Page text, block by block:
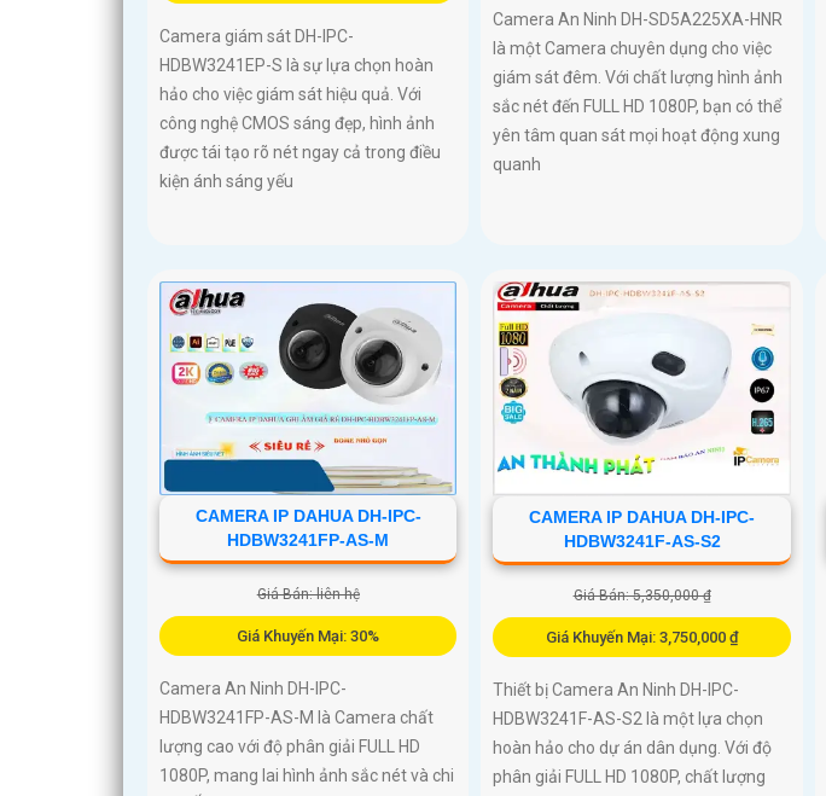
Camera giám sát DH-IPC-
HDBW3241EP-S là sự lựa chọn hoàn
hảo cho việc giám sát hiệu quả. Với
công nghệ CMOS sáng đẹp, hình ảnh
được tái tạo rõ nét ngay cả trong điều
kiện ánh sáng yếu
Camera An Ninh DH-SD5A225XA-HNR
là một Camera chuyên dụng cho việc
giám sát đêm. Với chất lượng hình ảnh
sắc nét đến FULL HD 1080P, bạn có thể
yên tâm quan sát mọi hoạt động xung
quanh
CAMERA IP DAHUA DH-IPC-
HDBW3241FP-AS-M
Giá Bán: liên hệ
Giá Khuyến Mại: 30%
Camera An Ninh DH-IPC-
HDBW3241FP-AS-M là Camera chất
lượng cao với độ phân giải FULL HD
1080P, mang lai hình ảnh sắc nét và chi
CAMERA IP DAHUA DH-IPC-
HDBW3241F-AS-S2
Giá Bán: 5,350,000 ₫
Giá Khuyến Mại: 3,750,000 ₫
Thiết bị Camera An Ninh DH-IPC-
HDBW3241F-AS-S2 là một lựa chọn
hoàn hảo cho dự án dân dụng. Với độ
phân giải FULL HD 1080P, chất lượng